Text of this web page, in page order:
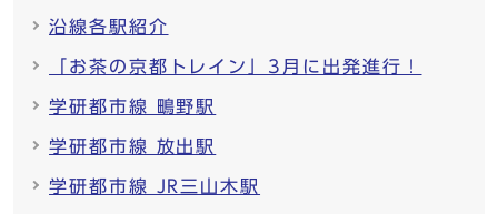
沿線各駅紹介
「お茶の京都トレイン」3月に出発進行！
学研都市線 鴫野駅
学研都市線 放出駅
学研都市線 JR三山木駅